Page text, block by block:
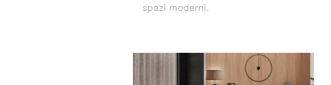
spazi moderni.